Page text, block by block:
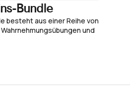
Bundle
besteht aus einer Reihe von
und